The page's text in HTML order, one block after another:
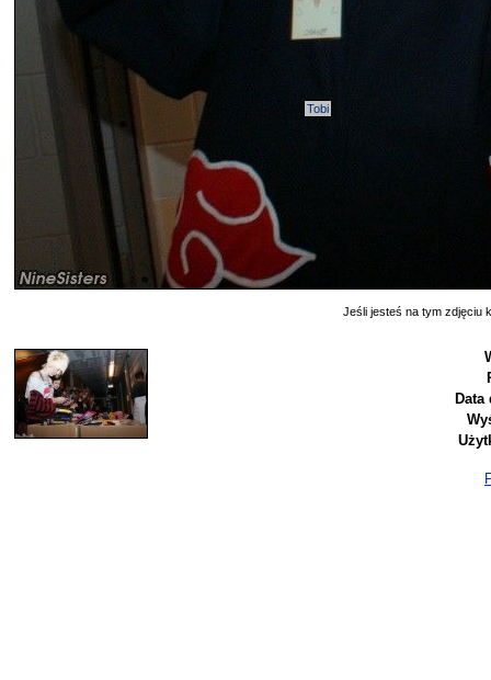
Tobi
Jeśli jesteś na tym zdjęciu
Data